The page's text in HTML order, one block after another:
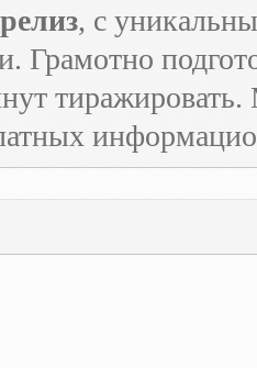
, с
Грамотно